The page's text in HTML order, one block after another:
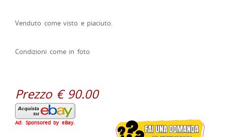
Venduto come visto e piaciuto.
Condizioni come in foto
Prezzo € 90.00
Ad: Sponsored by eBay.